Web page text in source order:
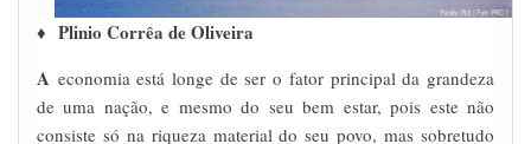
♦ Plinio Corrêa de Oliveira
A economia está longe de ser o fator principal da grandeza
de uma nação, e mesmo do seu bem estar, pois este não
consiste só na riqueza material do seu povo, mas sobretudo